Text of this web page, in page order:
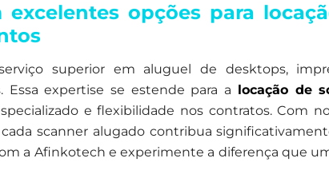
opções para
superior em aluguel de desktops,
expertise se estende para a locação de
e flexibilidade nos contratos. Com
scanner alugado contribua
a Afinkotech e experimente a diferença que